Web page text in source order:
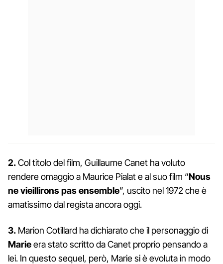
2.Col titolo del film, Guillaume Canet ha voluto
rendere omaggio a Maurice Pialat e al suo film “Nous
ne vieillirons pas ensemble”, uscito nel 1972 che è
amatissimo dal regista ancora oggi.
3. Marion Cotillard ha dichiarato che il personaggio di
Marieera stato scritto da Canet proprio pensando a
lei. In questo sequel, però, Marie si è evoluta in modo